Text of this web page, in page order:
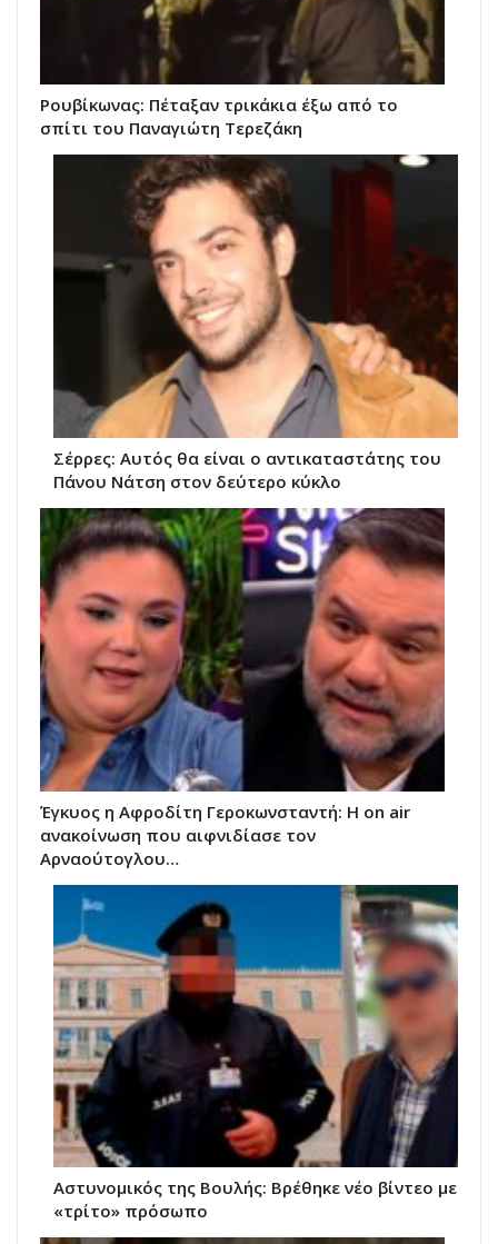
Ρουβίκωνας: Πέταξαν τρικάκια έξω από το
σπίτι του Παναγιώτη Τερεζάκη
Σέρρες: Αυτός θα είναι ο αντικαταστάτης του
Πάνου Νάτση στον δεύτερο κύκλο
Έγκυος η Αφροδίτη Γεροκωνσταντή: Η on air
ανακοίνωση που αιφνιδίασε τον
Αρναούτογλου…
Αστυνομικός της Βουλής: Βρέθηκε νέο βίντεο με
«τρίτο» πρόσωπο